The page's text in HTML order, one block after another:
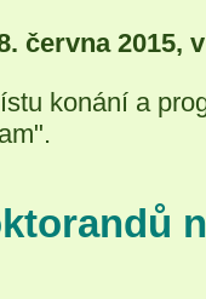
června 2015,
konání a